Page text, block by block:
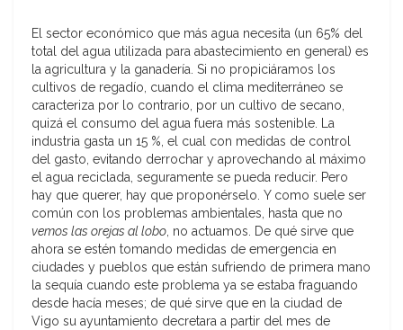
El sector económico que más agua necesita (un 65% del
total del agua utilizada para abastecimiento en general) es
la agricultura y la ganadería. Si no propiciáramos los
cultivos de regadío, cuando el clima mediterráneo se
caracteriza por lo contrario, por un cultivo de secano,
quizá el consumo del agua fuera más sostenible. La
industria gasta un 15 %, el cual con medidas de control
del gasto, evitando derrochar y aprovechando al máximo
el agua reciclada, seguramente se pueda reducir. Pero
hay que querer, hay que proponérselo. Y como suele ser
común con los problemas ambientales, hasta que no
vemos las orejas al lobo , no actuamos. De qué sirve que
ahora se estén tomando medidas de emergencia en
ciudades y pueblos que están sufriendo de primera mano
la sequía cuando este problema ya se estaba fraguando
desde hacía meses; de qué sirve que en la ciudad de
Vigo su ayuntamiento decretara a partir del mes de